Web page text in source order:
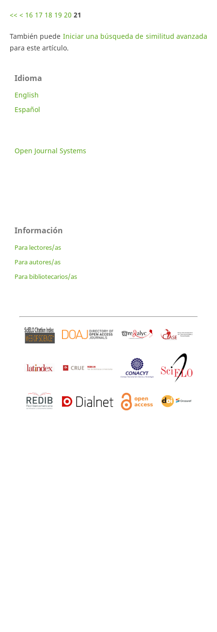
<< < 16 17 18 19 20 21
También puede Iniciar una búsqueda de similitud avanzada
para este artículo.
Idioma
English
Español
Open Journal Systems
Información
Para lectores/as
Para autores/as
Para bibliotecarios/as